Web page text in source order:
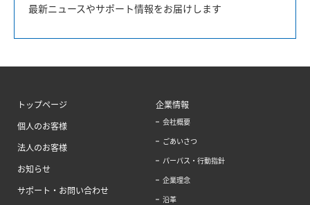
最新ニュースやサポート情報をお届けします
トップページ
個人のお客様
法人のお客様
お知らせ
サポート・お問い合わせ
企業情報
会社概要
ごあいさつ
パーパス・行動指針
企業理念
沿革